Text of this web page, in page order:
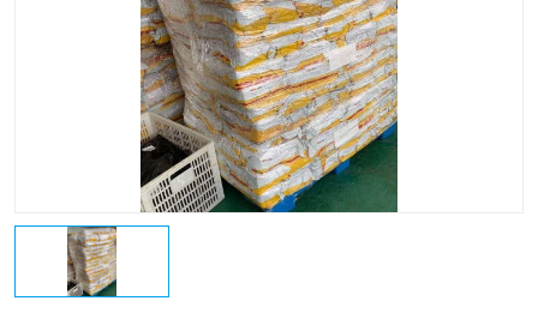
UPS国际快递 深圳国际快递公司
深圳国际物流公司 深圳国际快递电话
DHL国际快递电话 深圳国际快递
新能源电池出口物流